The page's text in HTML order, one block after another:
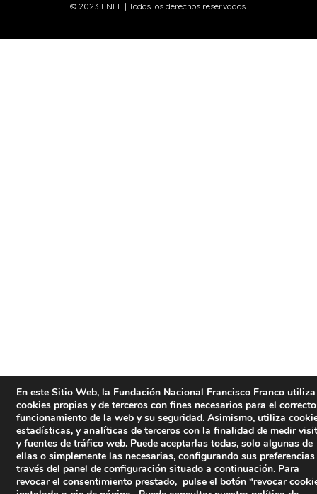
© 2023 FNFF | Todos los derechos reservados.
En este Sitio Web, la Fundación Nacional Francisco Franco utiliza
cookies propias y de terceros con fines necesarios para el correcto
funcionamiento de la web y su seguridad. Asimismo, utiliza
estadísticas, y analíticas de terceros con la finalidad de medir
y fuentes de tráfico web. Puede aceptarlas todas, solo algunas de
ellas o simplemente las necesarias, configurando sus
través del panel de configuración situado a continuación. Para
revocar el consentimiento prestado, pulse el botón “revocar